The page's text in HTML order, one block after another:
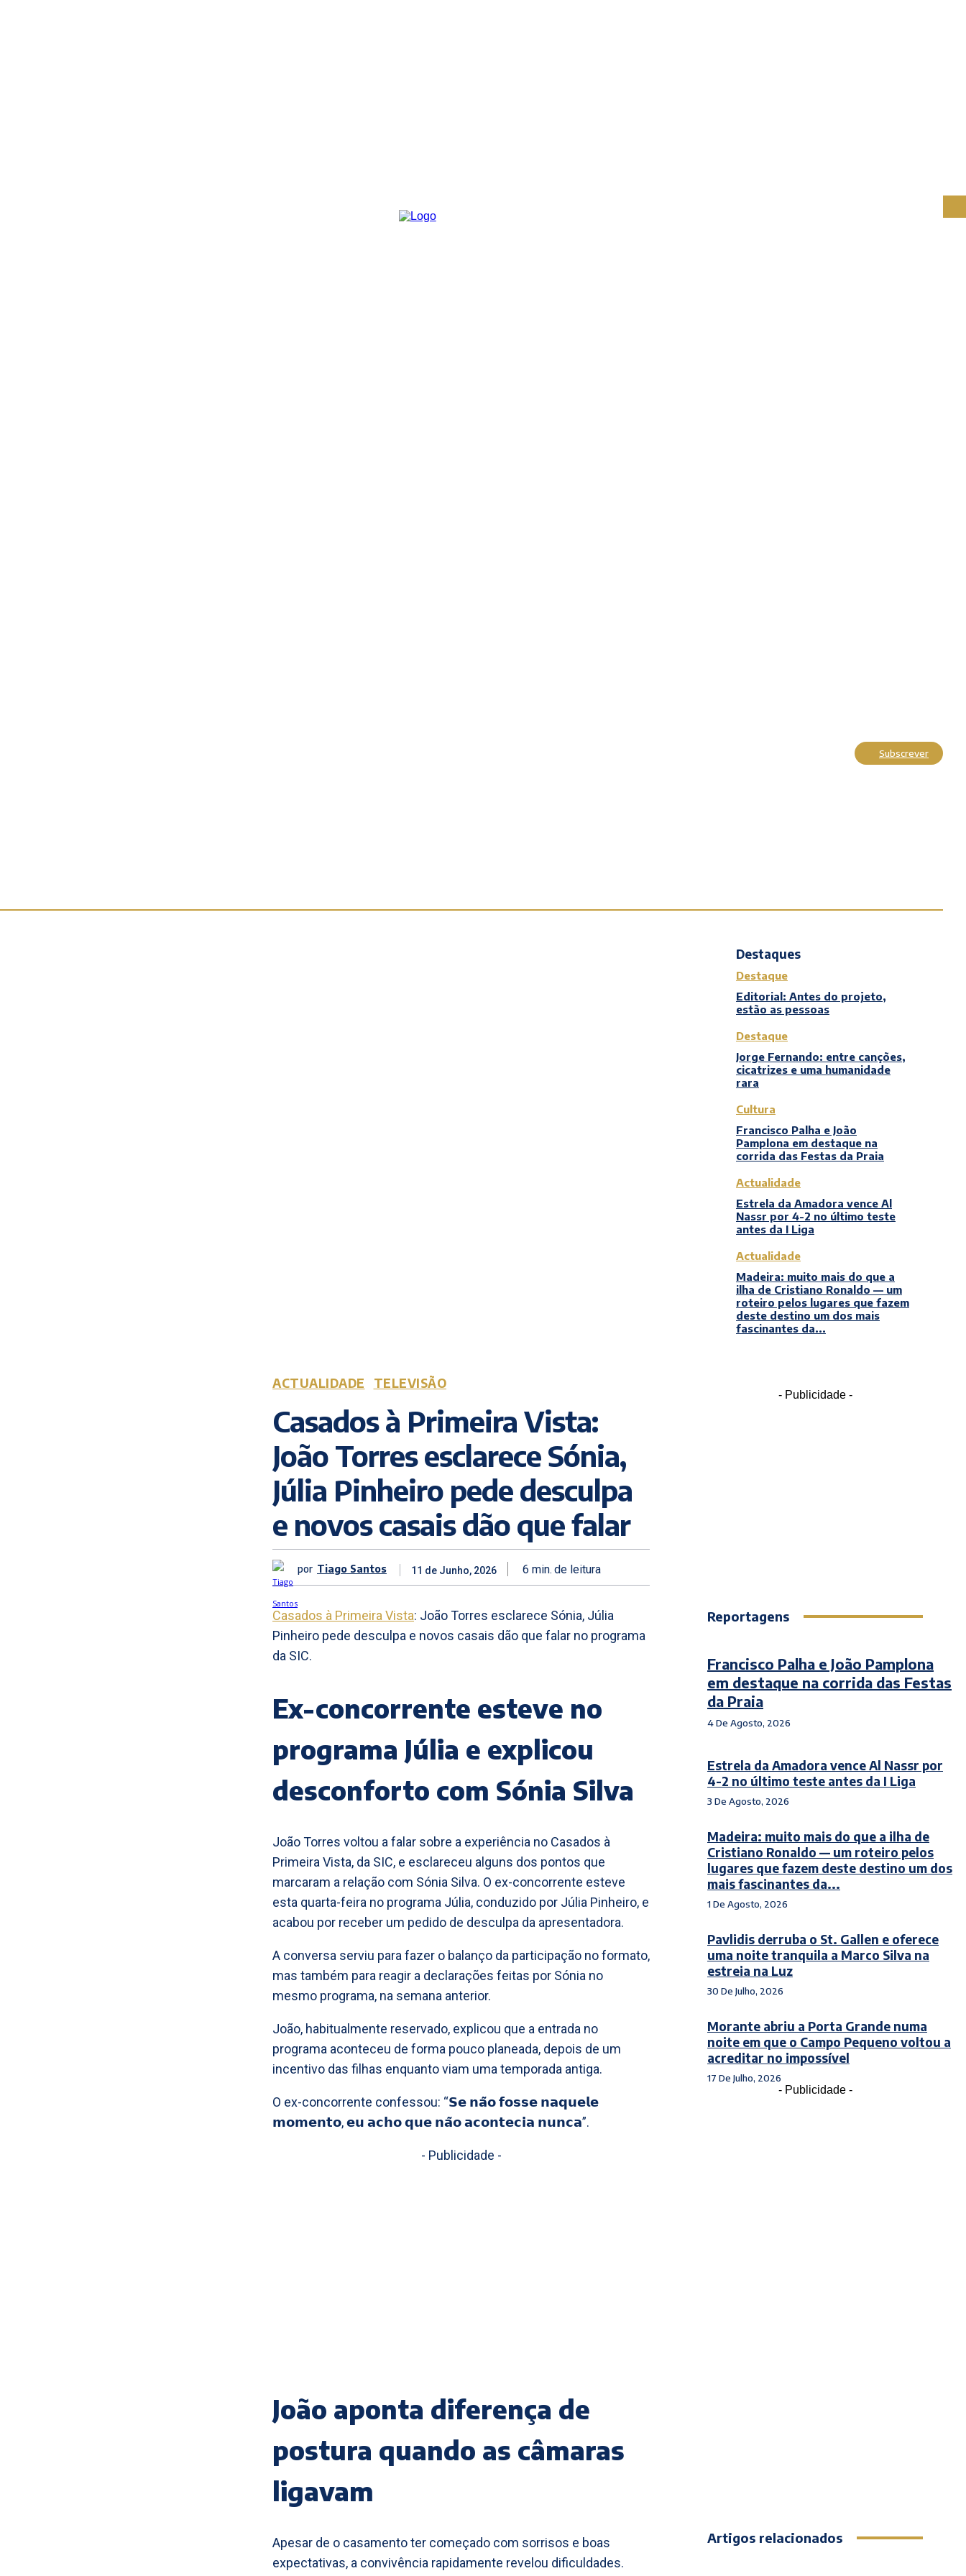
Subscrever
ACTUALIDADE TELEVISÃO
Casados à Primeira Vista:
João Torres esclarece Sónia,
Júlia Pinheiro pede desculpa
e novos casais dão que falar
por Tiago Santos 11 de Junho, 2026 6 min. de leitura
Casados à Primeira Vista: João Torres esclarece Sónia, Júlia
Pinheiro pede desculpa e novos casais dão que falar no programa
da SIC.
Ex-concorrente esteve no
programa Júlia e explicou
desconforto com Sónia Silva
João Torres voltou a falar sobre a experiência no Casados à
Primeira Vista, da SIC, e esclareceu alguns dos pontos que
marcaram a relação com Sónia Silva. O ex-concorrente esteve
esta quarta-feira no programa Júlia, conduzido por Júlia Pinheiro, e
acabou por receber um pedido de desculpa da apresentadora.
A conversa serviu para fazer o balanço da participação no formato,
mas também para reagir a declarações feitas por Sónia no
mesmo programa, na semana anterior.
João, habitualmente reservado, explicou que a entrada no
programa aconteceu de forma pouco planeada, depois de um
incentivo das filhas enquanto viam uma temporada antiga.
O ex-concorrente confessou: “𝗦𝗲 𝗻𝗮̃𝗼 𝗳𝗼𝘀𝘀𝗲 𝗻𝗮𝗾𝘂𝗲𝗹𝗲
𝗺𝗼𝗺𝗲𝗻𝘁𝗼, 𝗲𝘂 𝗮𝗰𝗵𝗼 𝗾𝘂𝗲 𝗻𝗮̃𝗼 𝗮𝗰𝗼𝗻𝘁𝗲𝗰𝗶𝗮 𝗻𝘂𝗻𝗰𝗮”.
- Publicidade -
João aponta diferença de
postura quando as câmaras
ligavam
Apesar de o casamento ter começado com sorrisos e boas
expectativas, a convivência rapidamente revelou dificuldades.
Destaques
Destaque
Editorial: Antes do projeto,
estão as pessoas
Destaque
Jorge Fernando: entre canções,
cicatrizes e uma humanidade
rara
Cultura
Francisco Palha e João
Pamplona em destaque na
corrida das Festas da Praia
Actualidade
Estrela da Amadora vence Al
Nassr por 4-2 no último teste
antes da I Liga
Actualidade
Madeira: muito mais do que a
ilha de Cristiano Ronaldo — um
roteiro pelos lugares que fazem
deste destino um dos mais
fascinantes da...
- Publicidade -
Reportagens
Francisco Palha e João Pamplona
em destaque na corrida das Festas
da Praia
4 De Agosto, 2026
Estrela da Amadora vence Al Nassr por
4-2 no último teste antes da I Liga
3 De Agosto, 2026
Madeira: muito mais do que a ilha de
Cristiano Ronaldo — um roteiro pelos
lugares que fazem deste destino um dos
mais fascinantes da...
1 De Agosto, 2026
Pavlidis derruba o St. Gallen e oferece
uma noite tranquila a Marco Silva na
estreia na Luz
30 De Julho, 2026
Morante abriu a Porta Grande numa
noite em que o Campo Pequeno voltou a
acreditar no impossível
17 De Julho, 2026
- Publicidade -
Artigos relacionados